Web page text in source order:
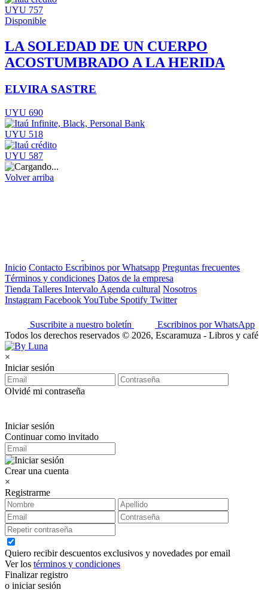
UYU 757
Disponible
LA SOLEDAD DE UN CUERPO
ACOSTUMBRADO A LA HERIDA
ELVIRA SASTRE
UYU 690
UYU 518
UYU 587
Volver arriba
Inicio Contacto Escribinos por Whatsapp Preguntas frecuentes
Términos y condiciones Datos de la empresa
Tienda Talleres Intervalo Agenda cultural Nosotros
Instagram FacebookYouTube Spotify Twitter
Suscribite a nuestro boletín
Escribinos por WhatsApp
Todos los derechos reservados © 2026, Escaramuza - Libros y café
×
Iniciar sesión
Olvidé mi contraseña
Iniciar sesión
Continuar como invitado
Crear una cuenta
×
Registrarme
Quiero recibir descuentos exclusivos y novedades por email
Ver los términos y condiciones
Finalizar registro
o iniciar sesión